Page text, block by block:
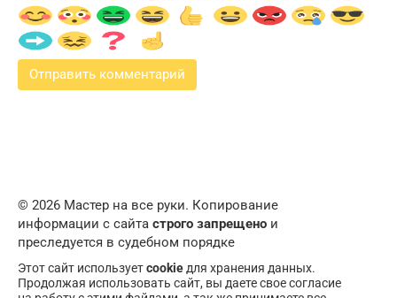
© 2026 Мастер на все руки. Копирование
информации с сайта строго запрещено и
преследуется в судебном порядке
Этот сайт используетcookieдля хранения данных.
Продолжая использовать сайт, вы даете свое согласие